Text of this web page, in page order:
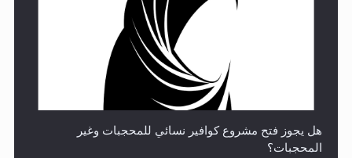
**الحصن الحصين من وساوس المعارضين ...**...
هل يجوز فتح مشروع كوافير نسائي للمحجبات وغير
المحجبات؟